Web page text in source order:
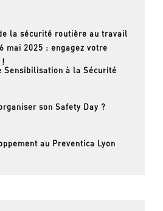
la sécurité routière au travail
mai 2025 : engagez votre
!
Sensibilisation à la Sécurité
son Safety Day ?
au Preventica Lyon